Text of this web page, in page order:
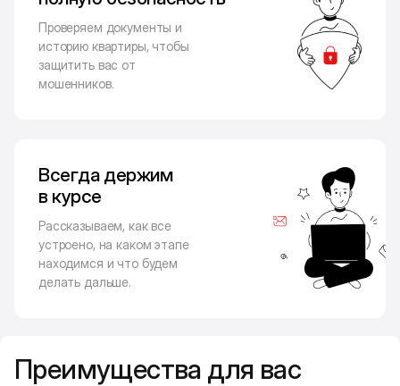
Проверяем документы и
историю квартиры, чтобы
защитить вас от
мошенников.
Всегда держим
в курсе
Рассказываем, как все
устроено, на каком этапе
находимся и что будем
делать дальше.
Преимущества для вас